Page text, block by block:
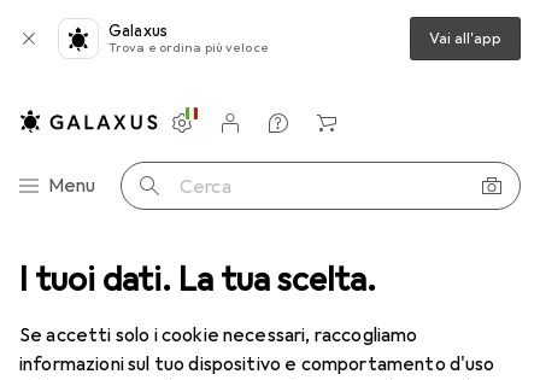
I tuoi dati. La tua scelta.
Se accetti solo i cookie necessari, raccogliamo
informazioni sul tuo dispositivo e comportamento d'uso
Galaxus
Trova e ordina più veloce Vai all'app
Categoria Navigazione
Menu Cerca
Impostazioni
Conto cliente
Liste di confronto
Liste dei desideri
Carrello
Per la casa Cucina Stoviglie + Posate
Bacchette